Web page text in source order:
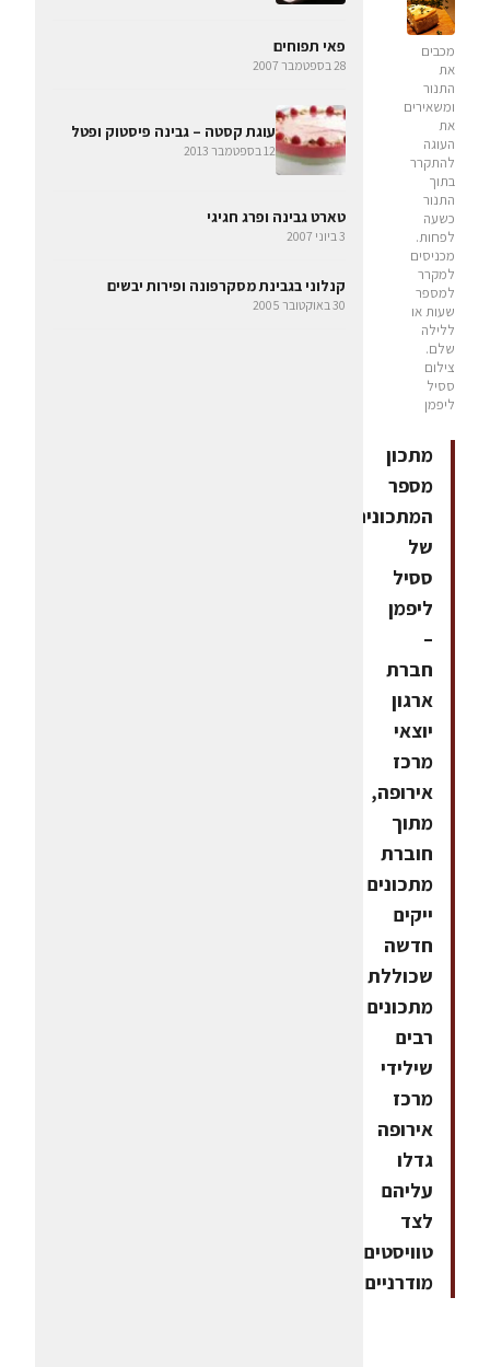
מכבים
את
התנור
ומשאירים
את
העוגה
להתקרר
בתוך
התנור
כשעה
לפחות.
מכניסים
למקרר
למספר
שעות או
ללילה
שלם.
צילום
ססיל
ליפמן
מתכון
מספר
המתכונים
של
ססיל
ליפמן
–
חברת
ארגון
יוצאי
מרכז
אירופה,
מתוך
חוברת
מתכונים
ייקים
חדשה
שכוללת
מתכונים
רבים
שילידי
מרכז
אירופה
גדלו
עליהם
לצד
טוויסטים
מודרניים
פאי תפוחים
28 בספטמבר 2007
עוגת קסטה – גבינה פיסטוק ופטל
12 בספטמבר 2013
טארט גבינה ופרג חגיגי
3 ביוני 2007
קנלוני בגבינת מסקרפונה ופירות יבשים
30 באוקטובר 2005